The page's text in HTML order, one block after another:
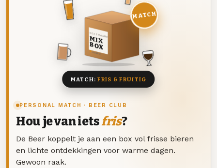
PERSONAL MATCH · BEER CLUB
Hou je van ietsfris?
De Beer koppelt je aan een box vol frisse bieren
en lichte ontdekkingen voor warme dagen.
Gewoon raak.
DEZE MAAND
MIX
BOX
8 BIEREN
MATCH
MATCH: FRIS & FRUITIG